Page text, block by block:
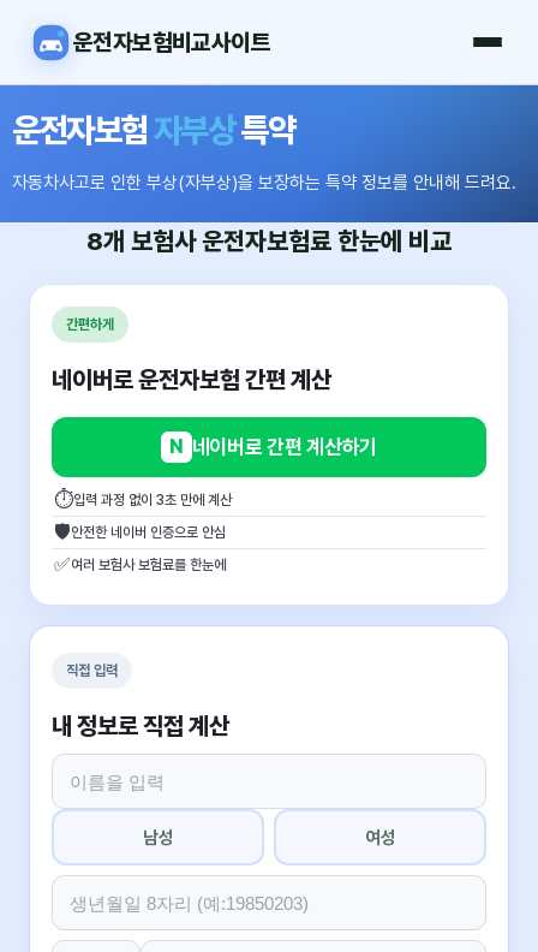
운전자보험비교사이트
운전자보험자부상특약
자동차사고로 인한 부상(자부상)을 보장하는 특약 정보를 안내해 드려요.
8개 보험사운전자보험료 한눈에 비교
간편하게
네이버로 운전자보험 간편 계산
N 네이버로 간편 계산하기
⏱입력 과정 없이 3초 만에 계산
🛡안전한 네이버 인증으로 안심
✅여러 보험사 보험료를 한눈에
직접 입력
내 정보로 직접 계산
남성 여성